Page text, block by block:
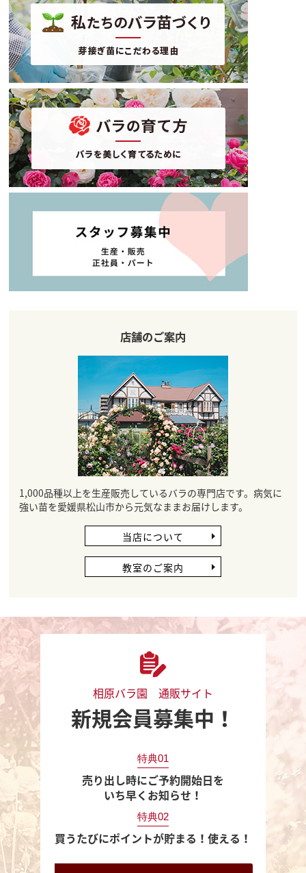
店舗のご案内
1,000品種以上を生産販売しているバラの専門店です。病気に
強い苗を愛媛県松山市から元気なままお届けします。
当店について
教室のご案内
相原バラ園 通販サイト
新規会員募集中！
特典01
売り出し時にご予約開始日を
いち早くお知らせ！
特典02
買うたびにポイントが貯まる！使える！